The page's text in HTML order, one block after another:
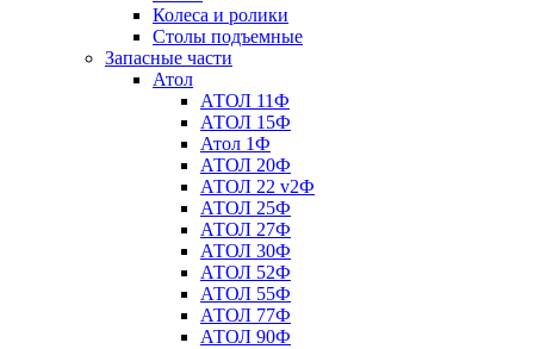
Колеса и ролики
Столы подъемные
Запасные части
Атол
АТОЛ 11Ф
АТОЛ 15Ф
Атол 1Ф
АТОЛ 20Ф
АТОЛ 22 v2Ф
АТОЛ 25Ф
АТОЛ 27Ф
АТОЛ 30Ф
АТОЛ 52Ф
АТОЛ 55Ф
АТОЛ 77Ф
АТОЛ 90Ф